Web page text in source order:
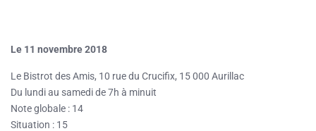
Le 11 novembre 2018
Le Bistrot des Amis, 10 rue du Crucifix, 15 000 Aurillac
Du lundi au samedi de 7h à minuit
Note globale : 14
Situation : 15